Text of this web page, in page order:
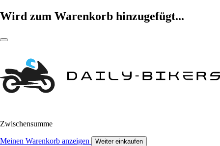
Wird zum Warenkorb hinzugefügt...
Zwischensumme
Meinen Warenkorb anzeigen Weiter einkaufen